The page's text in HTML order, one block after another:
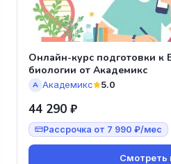
Онлайн-курс подготовки к
биологии от Академикс
А Академикс 5.0
44 290 ₽
Рассрочка от 7 990 ₽/мес
Смотреть